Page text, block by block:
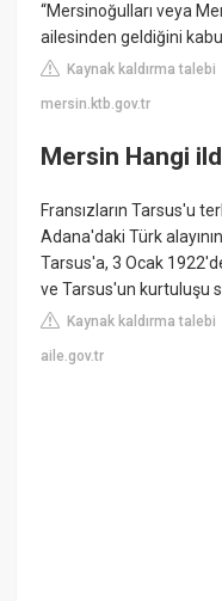
“Mersinoğulları veya
ailesinden geldiğini
Kaynak kaldırma talebi
mersin.ktb.gov.tr
Mersin Hangi
Fransızların Tarsus'u
Adana'daki Türk
Tarsus'a, 3 Ocak
ve Tarsus'un kurtuluşu
Kaynak kaldırma talebi
aile.gov.tr